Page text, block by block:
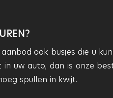
ook busjes die u
uw auto, dan is onze
spullen in kwijt.